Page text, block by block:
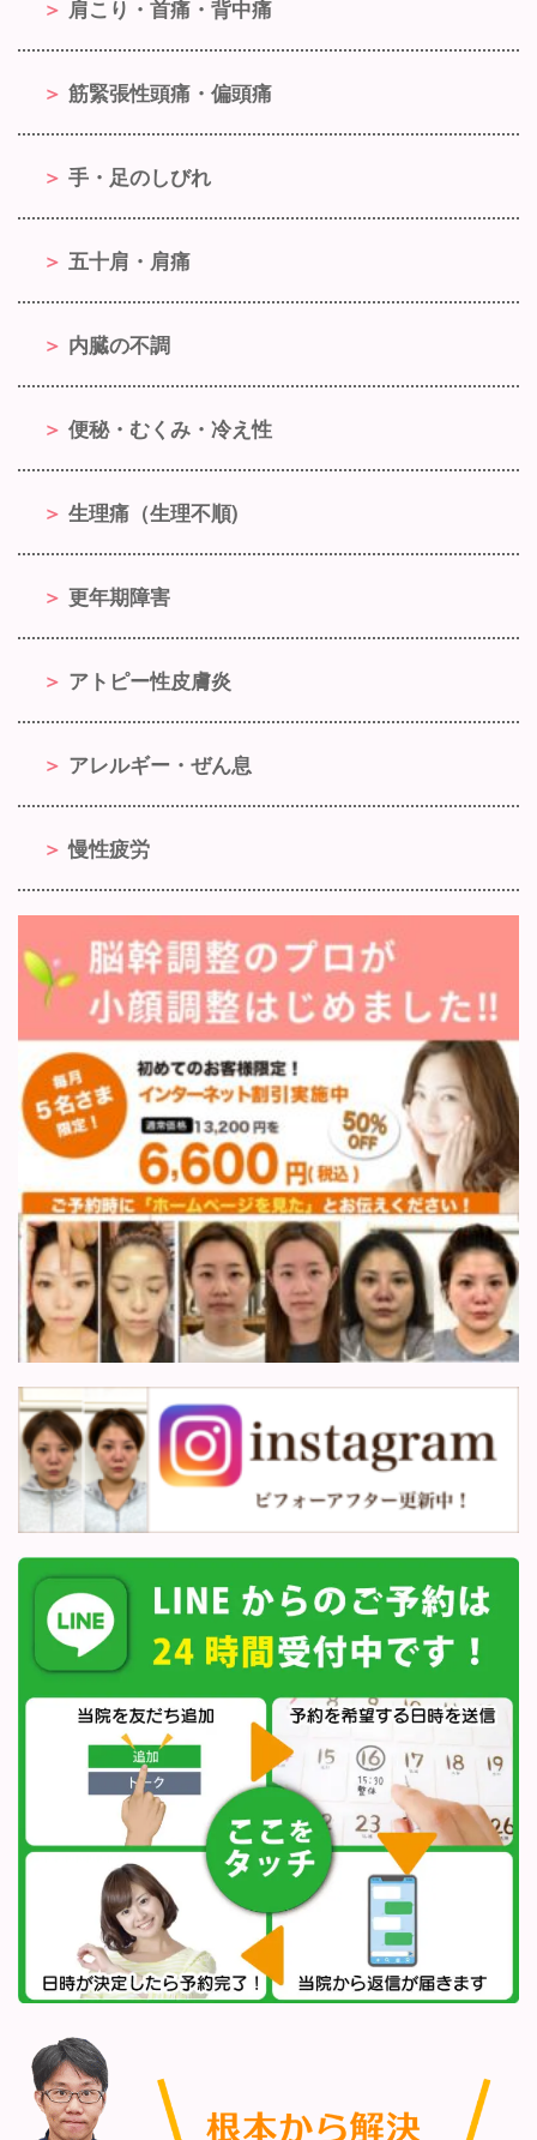
肩こり・首痛・背中痛
筋緊張性頭痛・偏頭痛
手・足のしびれ
五十肩・肩痛
内臓の不調
便秘・むくみ・冷え性
生理痛（生理不順)
更年期障害
アトピー性皮膚炎
アレルギー・ぜん息
慢性疲労